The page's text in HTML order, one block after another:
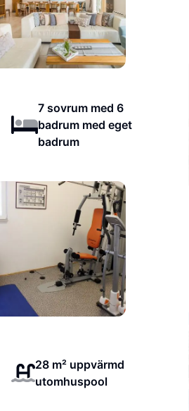
7 sovrum med 6
badrum med eget
badrum
28 m² uppvärmd
utomhuspool